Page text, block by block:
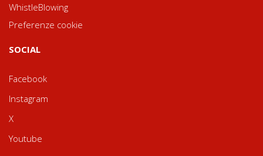
WhistleBlowing
Preferenze cookie
SOCIAL
Facebook
Instagram
X
Youtube